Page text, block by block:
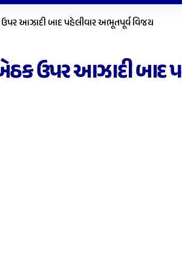
આઝાદી બાદ પહેલીવાર અભૂતપૂર્વ વિજય
ઉપર આઝાદી બાદ